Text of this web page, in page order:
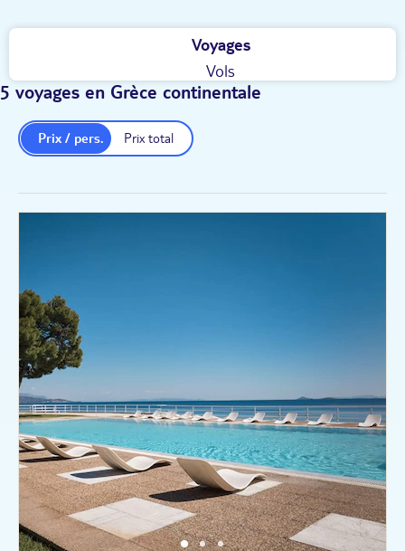
Voyages
Vols
5 voyages en Grèce continentale
Prix total
Prix / pers.